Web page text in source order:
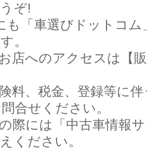
ぞ!
も「車選びドットコ
。
店へのアクセスは【
料、税金、登録等に
合せください。
際には「中古車情報
ください。